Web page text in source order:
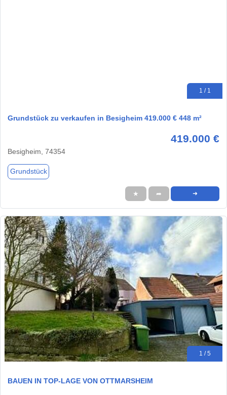
1 / 1
Grundstück zu verkaufen in Besigheim 419.000 € 448 m²
419.000 €
Besigheim, 74354
Grundstück
★ ➦ ➜
1 / 5
BAUEN IN TOP-LAGE VON OTTMARSHEIM